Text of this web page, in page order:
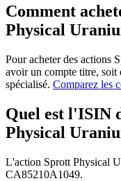
Comment
Physical
Pour acheter des actions
avoir un compte titre, soit
spécialisé. Comparez les
Quel est l'ISIN
Physical
L'action Sprott Physical
CA85210A1049.